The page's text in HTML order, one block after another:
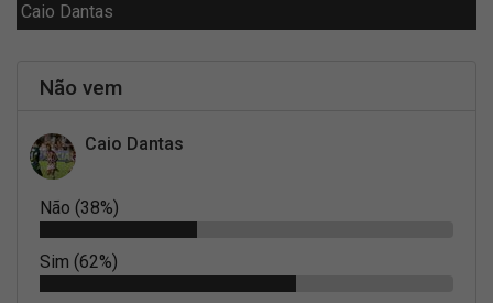
Caio Dantas
Não vem
Caio Dantas
Não (38%)
Sim (62%)